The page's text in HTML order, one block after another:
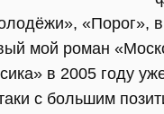
«Порог»,
мой роман
в 2005 году
с большим